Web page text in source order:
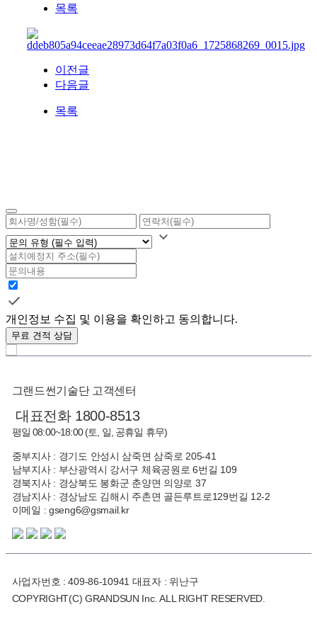
목록
이전글
다음글
목록
개인정보 수집 및 이용을 확인하고 동의합니다.
무료 견적 상담
그랜드썬기술단 고객센터
대표전화 1800-8513
평일 08:00~18:00 (토, 일, 공휴일 휴무)
중부지사 : 경기도 안성시 삼죽면 삼죽로 205-41
남부지사 : 부산광역시 강서구 체육공원로 6번길 109
경북지사 : 경상북도 봉화군 춘양면 의양로 37
경남지사 : 경상남도 김해시 주촌면 골든루트로129번길 12-2
이메일 : gseng6@gsmail.kr
사업자번호 : 409-86-10941 대표자 : 위난구
COPYRIGHT(C) GRANDSUN Inc. ALL RIGHT RESERVED.